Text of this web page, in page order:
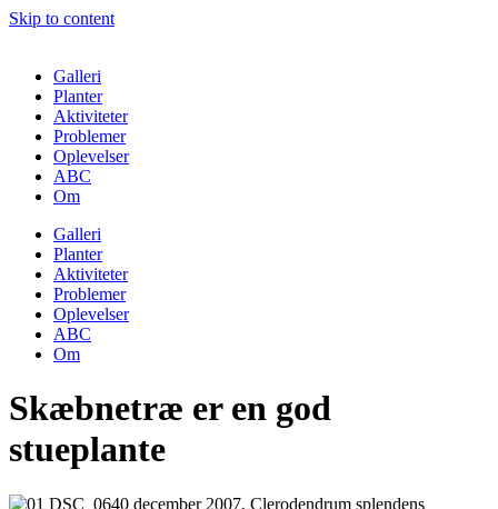
Skip to content
Galleri
Planter
Aktiviteter
Problemer
Oplevelser
ABC
Om
Galleri
Planter
Aktiviteter
Problemer
Oplevelser
ABC
Om
Skæbnetræ er en god
stueplante